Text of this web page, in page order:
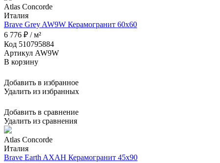
Atlas Concorde
Италия
Brave Grey AW9W Керамогранит 60x60
6 776 ₽ / м²
Код 510795884
Артикул AW9W
В корзину
Добавить в избранное
Удалить из избранных
Добавить в сравнение
Удалить из сравнения
Atlas Concorde
Италия
Brave Earth AXAH Керамогранит 45x90